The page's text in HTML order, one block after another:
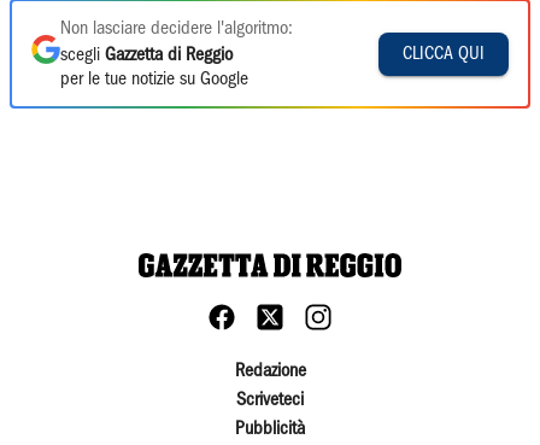
Non lasciare decidere l'algoritmo:
scegli Gazzetta di Reggio
per le tue notizie su Google
CLICCA QUI
Redazione
Scriveteci
Pubblicità